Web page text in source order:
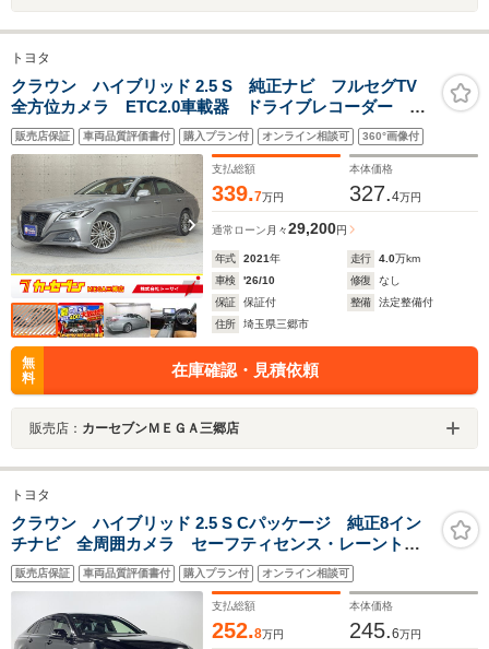
トヨタ
クラウン ハイブリッド 2.5 S 純正ナビ フルセグTV
全方位カメラ ETC2.0車載器 ドライブレコーダー パ
ワーシート コーナーセンサー 衝突軽減ブレーキ ア
ダプティブクルーズコントロール ブラインドスポット
モニター
販売店保証 車両品質評価書付 購入プラン付 オンライン相談可 360°画像付
支払総額
339.7万円
本体価格
327.4万円
通常ローン 月々29,200円
年式 2021年 走行 4.0万km
車検
'26/10 修復
なし
保証
保証付 整備
法定整備付
住所
埼玉県三郷市
無
料
在庫確認・見積依頼
販売店： カーセブンＭＥＧＡ三郷店
トヨタ
クラウン ハイブリッド 2.5 S Cパッケージ 純正8イン
チナビ 全周囲カメラ セーフティセンス・レーントレ
ーシングアシスト・レーダークルーズコントロール・プ
リクラッシュセーフティ・オートマチックハイビーム・
販売店保証 車両品質評価書付 購入プラン付 オンライン相談可
支払総額
252.8万円
本体価格
245.6万円